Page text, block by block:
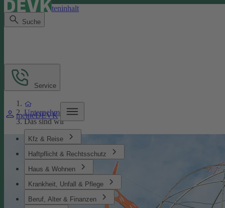
Direkt zum Seiteninhalt
Suche
meineDEVK
Kfz & Reise
Haftpflicht & Rechtsschutz
Haus & Wohnen
Krankheit, Unfall & Pflege
Beruf, Alter & Finanzen
Service
Unternehmen
Das sind wir